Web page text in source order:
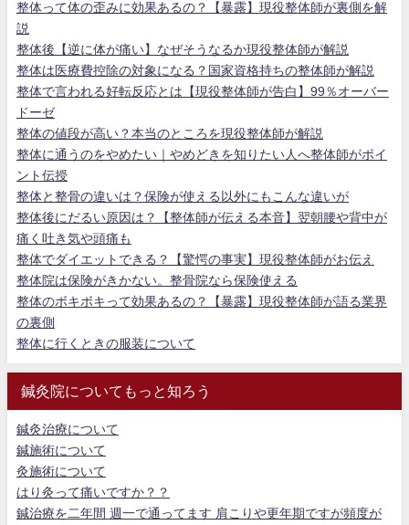
整体って体の歪みに効果あるの？【暴露】現役整体師が裏側を解
説
整体後【逆に体が痛い】なぜそうなるか現役整体師が解説
整体は医療費控除の対象になる？国家資格持ちの整体師が解説
整体で言われる好転反応とは【現役整体師が告白】99％オーバー
ドーゼ
整体の値段が高い？本当のところを現役整体師が解説
整体に通うのをやめたい｜やめどきを知りたい人へ整体師がポイ
ント伝授
整体と整骨の違いは？保険が使える以外にもこんな違いが
整体後にだるい原因は？【整体師が伝える本音】翌朝腰や背中が
痛く吐き気や頭痛も
整体でダイエットできる？【驚愕の事実】現役整体師がお伝え
整体院は保険がきかない。整骨院なら保険使える
整体のボキボキって効果あるの？【暴露】現役整体師が語る業界
の裏側
整体に行くときの服装について
鍼灸院についてもっと知ろう
鍼灸治療について
鍼施術について
灸施術について
はり灸って痛いですか？？
鍼治療を二年間 週一で通ってます 肩こりや更年期ですが頻度が